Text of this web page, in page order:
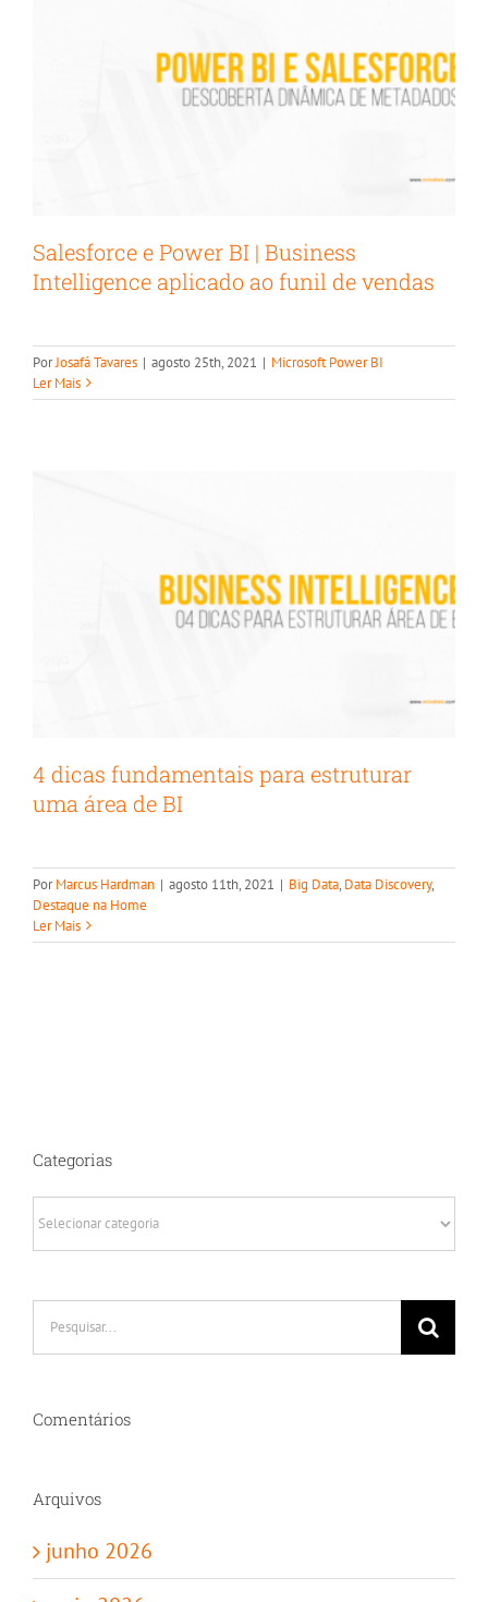
Salesforce e Power BI | Business
Intelligence aplicado ao funil de vendas
PorJosafá Tavares | agosto 25th, 2021 | Microsoft Power BI
Ler Mais
uma área de BI
Big Data Data Discovery Destaque na Home
4 dicas fundamentais para estruturar
uma área de BI
PorMarcus Hardman | agosto 11th, 2021 | Big Data, Data Discovery,
Destaque na Home
Ler Mais
Categorias
Comentários
Arquivos
junho 2026